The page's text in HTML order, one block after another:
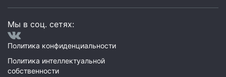
Мы в соц. сетях:
Политика конфиденциальности
Политика интеллектуальной
собственности